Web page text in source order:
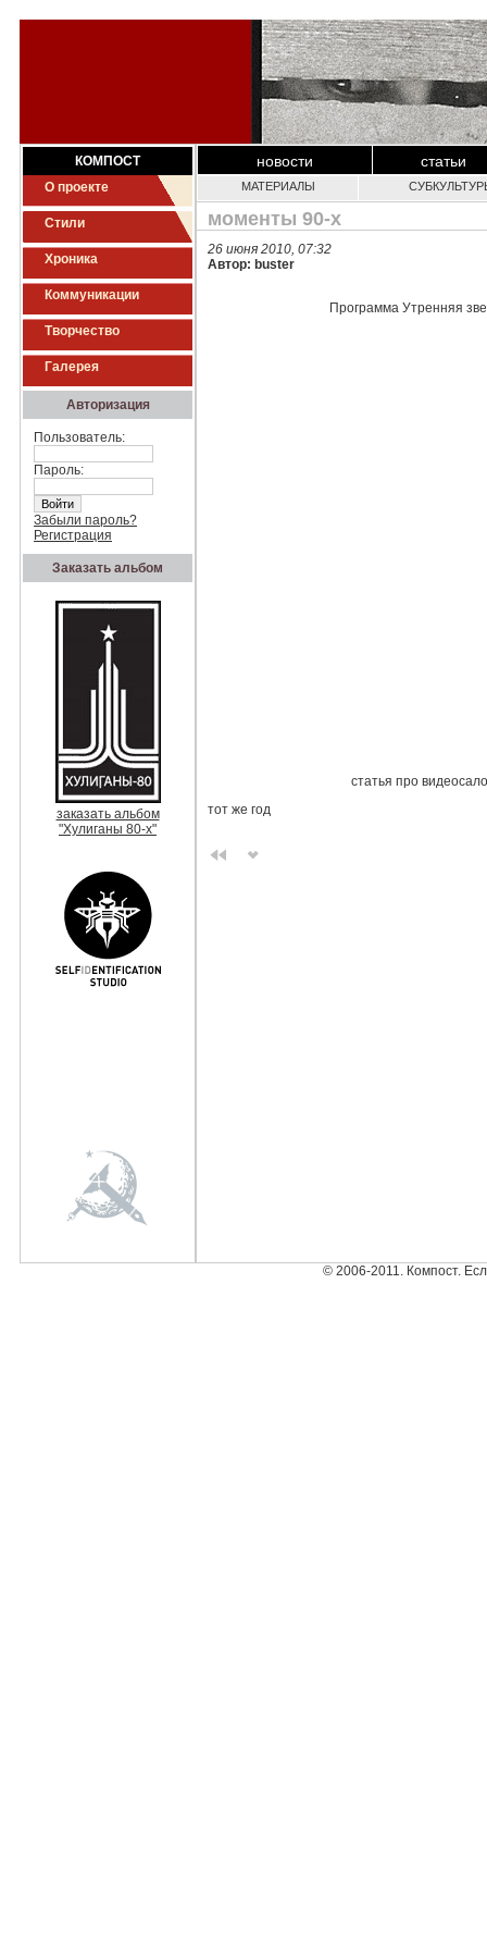
КОМПОСТ
О проекте
Стили
Хроника
Коммуникации
Творчество
Галерея
Авторизация
Пользователь:
Пароль:
Забыли пароль?
Регистрация
Заказать альбом
заказать альбом
"Хулиганы 80-х"
новости статьи
МАТЕРИАЛЫ
моменты 90-х
26 июня 2010, 07:32
Автор: buster
Программа Утренняя
статья про
тот же год
© 2006-2011. Компост.